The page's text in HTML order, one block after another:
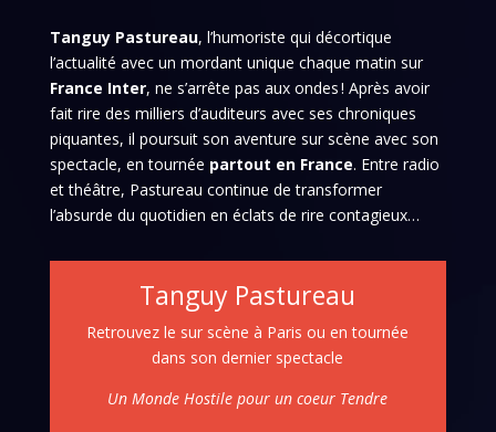
Tanguy Pastureau, l’humoriste qui décortique
l’actualité avec un mordant unique chaque matin sur
France Inter, ne s’arrête pas aux ondes ! Après avoir
fait rire des milliers d’auditeurs avec ses chroniques
piquantes, il poursuit son aventure sur scène avec son
spectacle, en tournée partout en France. Entre radio
et théâtre, Pastureau continue de transformer
l’absurde du quotidien en éclats de rire contagieux…
Tanguy Pastureau
Retrouvez le sur scène à Paris ou en tournée
dans son dernier spectacle
Un Monde Hostile pour un coeur Tendre